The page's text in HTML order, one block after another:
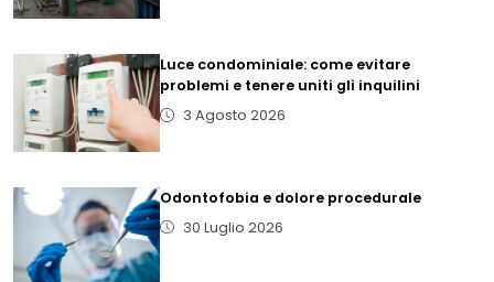
Luce condominiale: come evitare
problemi e tenere uniti gli inquilini
3 Agosto 2026
Odontofobia e dolore procedurale
30 Luglio 2026